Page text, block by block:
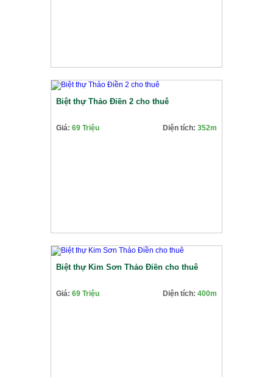
Biệt thự Thảo Điền 2 cho thuê
Giá: 69 Triệu Diện tích: 352m
Biệt thự Kim Sơn Thảo Điền cho thuê
Giá: 69 Triệu Diện tích: 400m